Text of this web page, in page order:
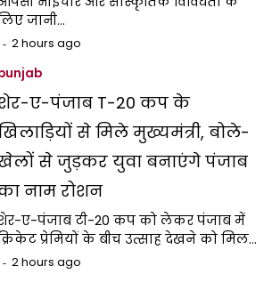
जानी…
2 hours ago
ए-पंजाब T-20 कप के
से मिले मुख्यमंत्री, बोले-
से जुड़कर युवा बनाएंगे पंजाब
नाम रोशन
ए-पंजाब टी-20 कप को लेकर पंजाब में
प्रेमियों के बीच उत्साह देखने को मिल…
2 hours ago